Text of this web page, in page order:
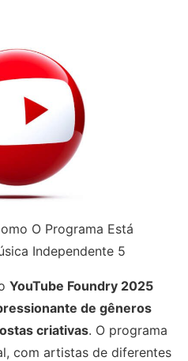
O Programa Está
Independente 5
YouTube Foundry 2025
de gêneros
criativas. O programa
com artistas de diferentes